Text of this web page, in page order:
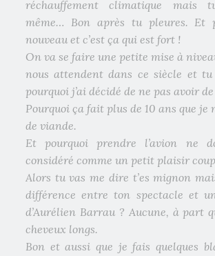
réchauffement climatique mais
même… Bon après tu pleures.
nouveau et c’est ça qui est fort !
On va se faire une petite mise à
nous attendent dans ce siècle et tu
pourquoi j’ai décidé de ne pas avoir
Pourquoi ça fait plus de 10 ans que je
de viande.
Et pourquoi prendre l’avion ne
considéré comme un petit plaisir
Alors tu vas me dire t’es mignon
différence entre ton spectacle et
d’Aurélien Barrau ? Aucune, à part
cheveux longs.
Bon et aussi que je fais quelques